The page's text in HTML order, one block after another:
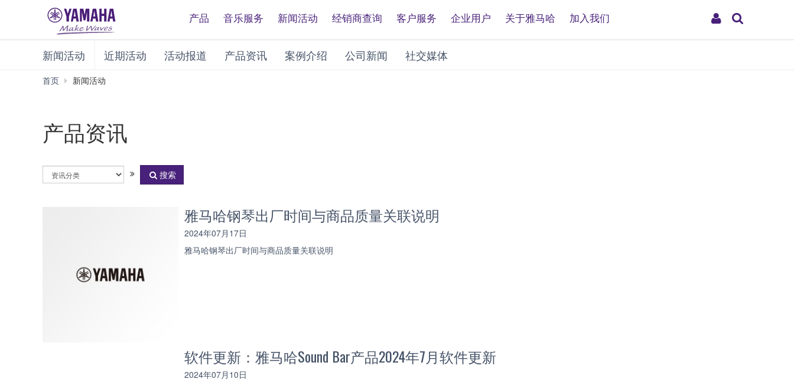
My
产品 音乐服务 新闻活动 经销商查询 客户服务 企业用户 关于雅马哈 加入我们
新闻活动 近期活动 活动报道 产品资讯 案例介绍 公司新闻 社交媒体
首页 新闻活动
产品资讯
择
搜索
雅马哈钢琴出厂时间与商品质量关联说明
2024年07月17日
雅马哈钢琴出厂时间与商品质量关联说明
软件更新：雅马哈Sound Bar产品2024年7月软件更新
2024年07月10日